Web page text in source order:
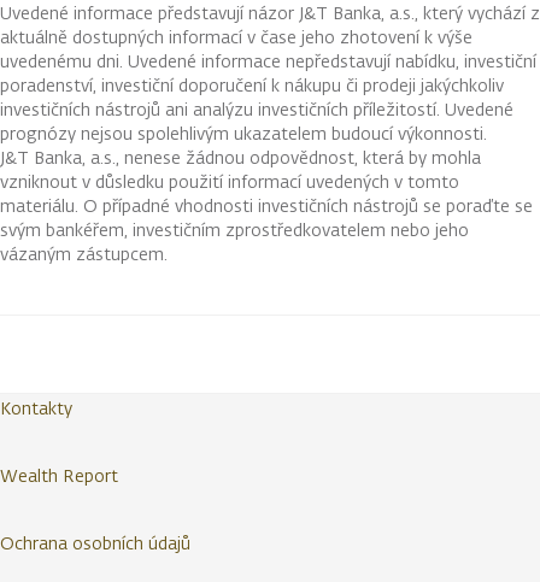
Uvedené informace představují názor J&T Banka, a.s., který vychází z
aktuálně dostupných informací v čase jeho zhotovení k výše
uvedenému dni. Uvedené informace nepředstavují nabídku, investiční
poradenství, investiční doporučení k nákupu či prodeji jakýchkoliv
investičních nástrojů ani analýzu investičních příležitostí. Uvedené
prognózy nejsou spolehlivým ukazatelem budoucí výkonnosti.
J&T Banka, a.s., nenese žádnou odpovědnost, která by mohla
vzniknout v důsledku použití informací uvedených v tomto
materiálu. O případné vhodnosti investičních nástrojů se poraďte se
svým bankéřem, investičním zprostředkovatelem nebo jeho
vázaným zástupcem.
Kontakty
Wealth Report
Ochrana osobních údajů